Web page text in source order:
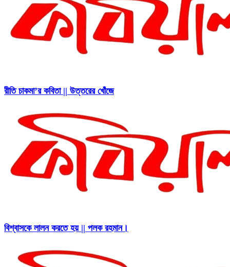
রীতি চাকমা’র কবিতা || উত্তরের খোঁজে
বিশ্বাসকে লালন করতে হয় || পলক রহমান।